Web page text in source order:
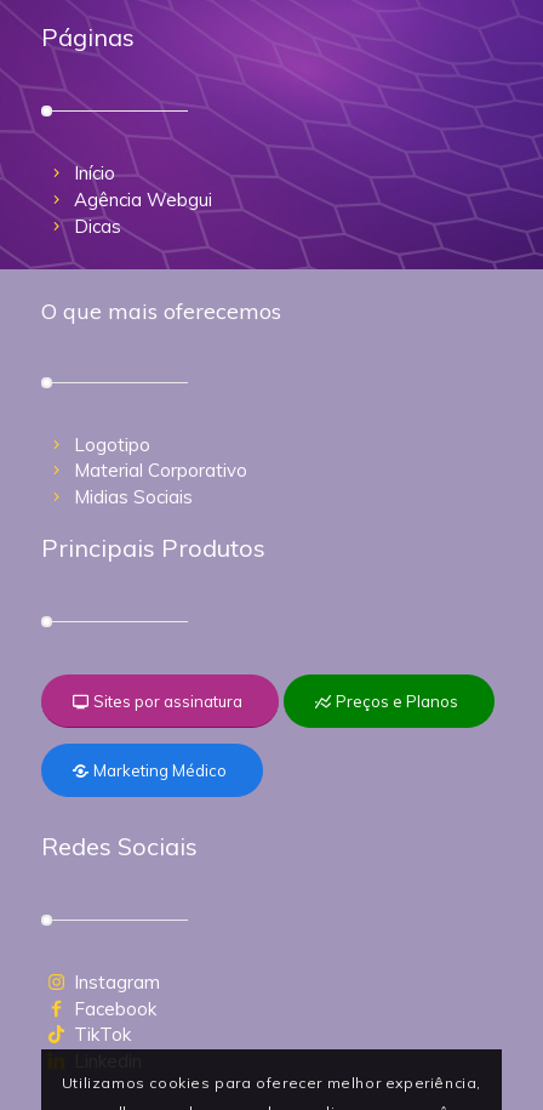
Páginas
Início
Agência Webgui
Dicas
O que mais oferecemos
Logotipo
Material Corporativo
Midias Sociais
Principais Produtos
Sites por assinatura Preços e Planos
Marketing Médico
Redes Sociais
Instagram
Facebook
TikTok
Utilizamos cookies para oferecer melhor experiência,